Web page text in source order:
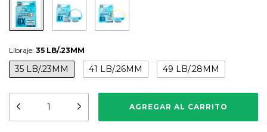
Libraje: 35 LB/.23MM
35 LB/.23MM 41 LB/.26MM 49 LB/.28MM